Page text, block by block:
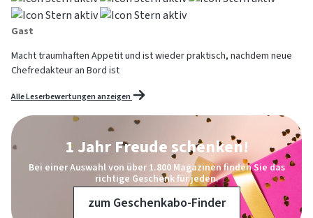
Gast
Macht traumhaften Appetit und ist wieder praktisch, nachdem neue
Chefredakteur an Bord ist
Alle Leserbewertungen anzeigen
1 Jahr Freude schenken!
Bei einer Auswahl von über 1.800 Magazinen finden Sie das
richtige Geschenk für jeden.
zum Geschenkabo-Finder